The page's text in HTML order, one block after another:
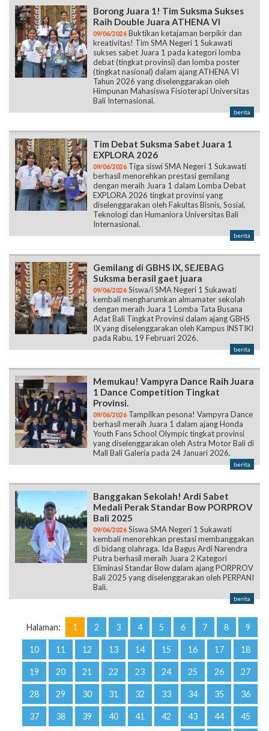
Borong Juara 1! Tim Suksma Sukses
Raih Double Juara ATHENA VI
09/06/2026 Buktikan ketajaman berpikir dan
kreativitas! Tim SMA Negeri 1 Sukawati
sukses sabet Juara 1 pada kategori lomba
debat (tingkat provinsi) dan lomba poster
(tingkat nasional) dalam ajang ATHENA VI
Tahun 2026 yang diselenggarakan oleh
Himpunan Mahasiswa Fisioterapi Universitas
Bali Internasional.
berita
Tim Debat Suksma Sabet Juara 1
EXPLORA 2026
09/06/2026 Tiga siswi SMA Negeri 1 Sukawati
berhasil menorehkan prestasi gemilang
dengan meraih Juara 1 dalam Lomba Debat
EXPLORA 2026 tingkat provinsi yang
diselenggarakan oleh Fakultas Bisnis, Sosial,
Teknologi dan Humaniora Universitas Bali
Internasional.
berita
Gemilang di GBHS IX, SEJEBAG
Suksma berasil gaet juara
09/06/2026 Siswa/i SMA Negeri 1 Sukawati
kembali mengharumkan almamater sekolah
dengan meraih Juara 1 Lomba Tata Busana
Adat Bali Tingkat Provinsi dalam ajang GBHS
IX yang diselenggarakan oleh Kampus INSTIKI
pada Rabu, 19 Februari 2026.
berita
Memukau! Vampyra Dance Raih Juara
1 Dance Competition Tingkat
Provinsi.
09/06/2026 Tampilkan pesona! Vampyra Dance
berhasil meraih Juara 1 dalam ajang Honda
Youth Fans School Olympic tingkat provinsi
yang diselenggarakan oleh Astra Motor Bali di
Mall Bali Galeria pada 24 Januari 2026.
berita
Banggakan Sekolah! Ardi Sabet
Medali Perak Standar Bow PORPROV
Bali 2025
09/06/2026 Siswa SMA Negeri 1 Sukawati
kembali menorehkan prestasi membanggakan
di bidang olahraga. Ida Bagus Ardi Narendra
Putra berhasil meraih Juara 2 Kategori
Eliminasi Standar Bow dalam ajang PORPROV
Bali 2025 yang diselenggarakan oleh PERPANI
Bali.
berita
Halaman: 1 2 3 4 5 6 7 8 9
10 11 12 13 14 15 16 17 18
19 20 21 22 23 24 25 26 27
28 29 30 31 32 33 34 35 36
37 38 39 40 41 42 43 44 45